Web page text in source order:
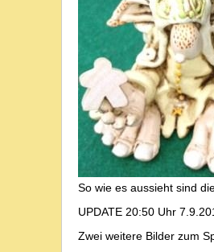
So wie es aussieht sind
UPDATE 20:50 Uhr
Zwei weitere Bilder zum